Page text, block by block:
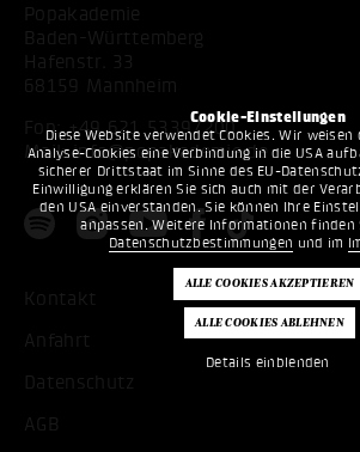
Cookie-Einstellungen
Diese Website verwendet Cookies. Wir
Analyse-Cookies eine Verbindung in die USA
sicherer Drittstaat im Sinne des EU-
Einwilligung erklären Sie sich auch mit der
den USA einverstanden. Sie können Ihre
anpassen. Weitere Informationen finden
Datenschutzbestimmungen und im
Details einblenden
Popakademie
Baden-Württemberg
Hafenstr. 33
68159 Mannheim
Fon:+49 621 53397200
Mail:info@popakademie.de
Kontakt
Anfahrt
Datenschutz
AGB